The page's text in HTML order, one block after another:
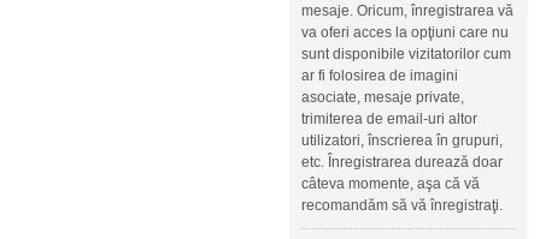
mesaje. Oricum, înregistrarea vă
va oferi acces la opţiuni care nu
sunt disponibile vizitatorilor cum
ar fi folosirea de imagini
asociate, mesaje private,
trimiterea de email-uri altor
utilizatori, înscrierea în grupuri,
etc. Înregistrarea durează doar
câteva momente, aşa că vă
recomandăm să vă înregistraţi.